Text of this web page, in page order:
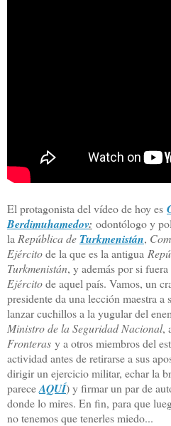
El protagonista del vídeo de hoy es
Berdimuhamedov: odontólogo y
la República de Turkmenistán,
Ejércitode la que es la antigua
Turkmenistán, y además por si
Ejércitode aquel país. Vamos, un
presidente da una lección maestra
lanzar cuchillos a la yugular del
Ministro de la Seguridad Nacional,
Fronteras y a otros miembros del
actividad antes de retirarse a sus
dirigir un ejercicio militar, echar la
pareceAQUÍ) y firmar un par de
donde lo mires. En fin, para que
no tenemos que tenerles miedo...